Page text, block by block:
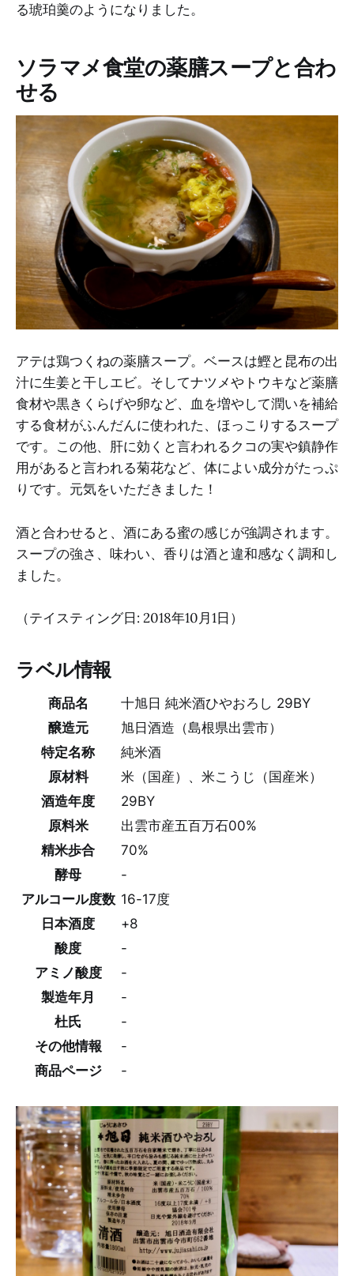
る琥珀羹のようになりました。
ソラマメ食堂の薬膳スープと合わ
せる
アテは鶏つくねの薬膳スープ。ベースは鰹と昆布の出
汁に生姜と干しエビ。そしてナツメやトウキなど薬膳
食材や黒きくらげや卵など、血を増やして潤いを補給
する食材がふんだんに使われた、ほっこりするスープ
です。この他、肝に効くと言われるクコの実や鎮静作
用があると言われる菊花など、体によい成分がたっぷ
りです。元気をいただきました！
酒と合わせると、酒にある蜜の感じが強調されます。
スープの強さ、味わい、香りは酒と違和感なく調和し
ました。
（テイスティング日: 2018年10月1日）
ラベル情報
商品名
十旭日 純米酒ひやおろし 29BY
醸造元
旭日酒造（島根県出雲市）
特定名称
純米酒
原材料
米（国産）、米こうじ（国産米）
酒造年度
29BY
原料米
出雲市産五百万石00%
精米歩合
70%
酵母
-
アルコール度数 16-17度
日本酒度
+8
酸度
-
アミノ酸度
-
製造年月
-
杜氏
-
その他情報
-
商品ページ
-